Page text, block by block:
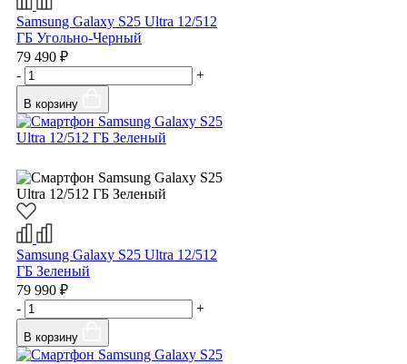
Samsung Galaxy S25 Ultra 12/512
ГБ Угольно-Черный
79 490 ₽
-
+
В корзину
Samsung Galaxy S25 Ultra 12/512
ГБ Зеленый
79 990 ₽
-
+
В корзину